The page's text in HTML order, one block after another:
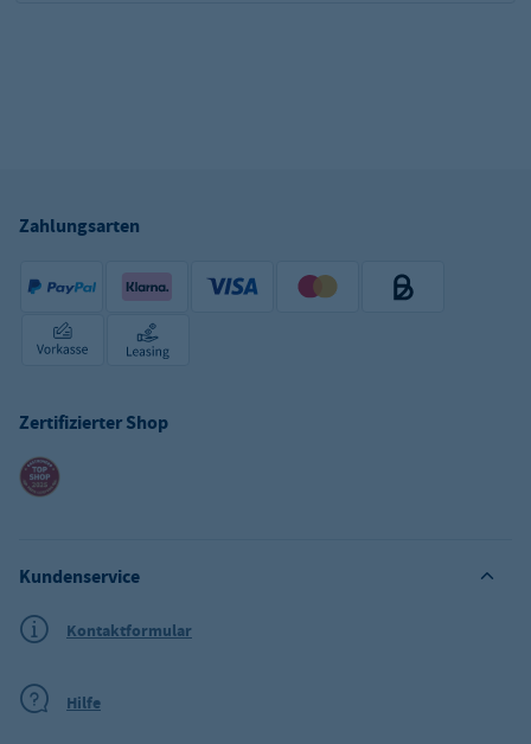
Zahlungsarten
Zertifizierter Shop
Kundenservice
Kontaktformular
Hilfe